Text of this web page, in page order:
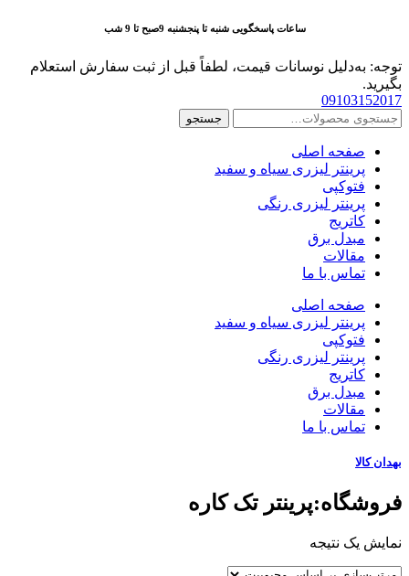
محتوا
ساعات پاسخگویی شنبه تا پنجشنبه 9صبح تا 9 شب
توجه: به‌دلیل نوسانات قیمت، لطفاً قبل از ثبت سفارش استعلام
بگیرید.
09103152017
جستجو
جستجو
صفحه اصلی
پرینتر لیزری سیاه و سفید
فتوکپی
پرینتر لیزری رنگی
کاتریج
مبدل برق
مقالات
تماس با ما
صفحه اصلی
پرینتر لیزری سیاه و سفید
فتوکپی
پرینتر لیزری رنگی
کاتریج
مبدل برق
مقالات
تماس با ما
بهدان کالا
فروشگاه:پرینتر تک کاره
نمایش یک نتیجه